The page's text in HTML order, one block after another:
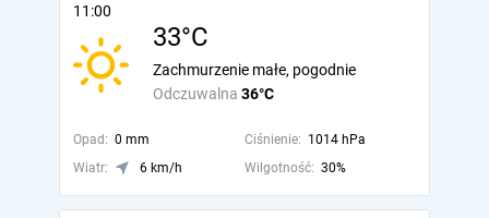
11:00
33°C
Odczuwalna 36°C
Zachmurzenie małe, pogodnie
Opad: 0 mm Ciśnienie: 1014 hPa
Wiatr:
6 km/h Wilgotność: 30%